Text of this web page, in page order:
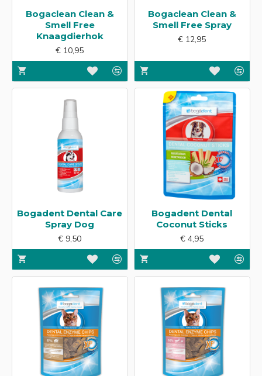
Bogaclean Clean &
Smell Free
Knaagdierhok
€ 10,95
Bogaclean Clean &
Smell Free Spray
€ 12,95
Bogadent Dental Care
Spray Dog
€ 9,50
Bogadent Dental
Coconut Sticks
€ 4,95